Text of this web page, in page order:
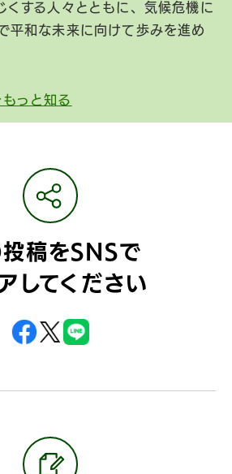
くする人々とともに、気候危機に
平和な未来に向けて歩みを進め
っと知る
投稿をSNSで
してください